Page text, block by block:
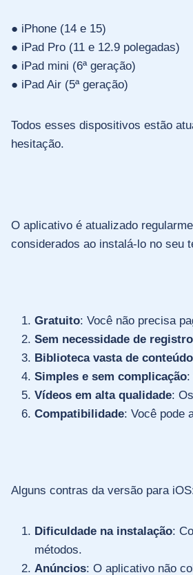
● iPhone (14 e 15)
● iPad Pro (11 e 12.9 polegadas)
● iPad mini (6ª geração)
● iPad Air (5ª geração)
Todos esses dispositivos estão
hesitação.
O aplicativo é atualizado
considerados ao instalá-lo no seu
Gratuito: Você não precisa
Sem necessidade de registro
Biblioteca vasta de conteúdo
Simples e sem complicação:
Vídeos em alta qualidade:
Compatibilidade: Você pode
Alguns contras da versão para
Dificuldade na instalação:
métodos.
Anúncios: O aplicativo não